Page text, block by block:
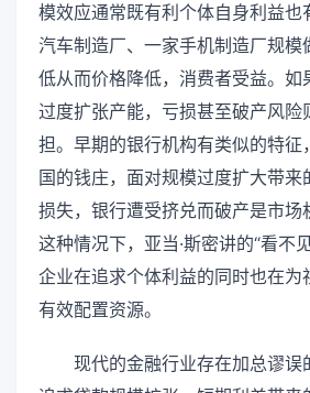
模效应通常既有利个体自身利益也
汽车制造厂、一家手机制造厂规模
低从而价格降低，消费者受益。如
过度扩张产能，亏损甚至破产风险
担。早期的银行机构有类似的特征
国的钱庄，面对规模过度扩大带来
损失，银行遭受挤兑而破产是市场
这种情况下，亚当·斯密讲的“看不
企业在追求个体利益的同时也在为
有效配置资源。
现代的金融行业存在加总谬误